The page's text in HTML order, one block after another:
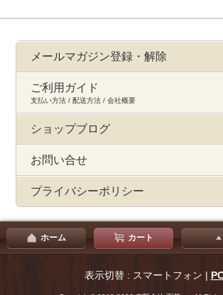
メールマガジン登録・解除
ご利用ガイド
支払い方法 / 配送方法 / 会社概要
ショップブログ
お問い合せ
プライバシーポリシー
ホーム カート
表示切替 : スマートフォン |